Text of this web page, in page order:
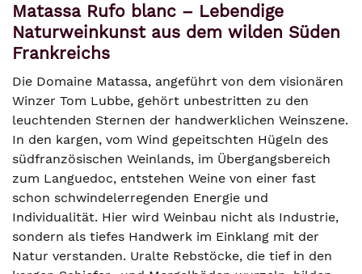
Matassa Rufo blanc – Lebendige
Naturweinkunst aus dem wilden Süden
Frankreichs
Die Domaine Matassa, angeführt von dem visionären
Winzer Tom Lubbe, gehört unbestritten zu den
leuchtenden Sternen der handwerklichen Weinszene.
In den kargen, vom Wind gepeitschten Hügeln des
südfranzösischen Weinlands, im Übergangsbereich
zum Languedoc, entstehen Weine von einer fast
schon schwindelerregenden Energie und
Individualität. Hier wird Weinbau nicht als Industrie,
sondern als tiefes Handwerk im Einklang mit der
Natur verstanden. Uralte Rebstöcke, die tief in den